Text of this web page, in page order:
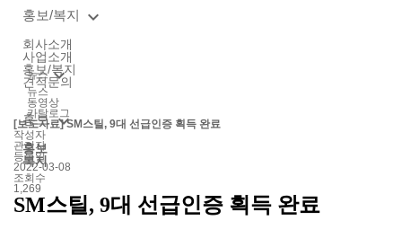
홍보/복지 
회사소개
사업소개
홍보/복지
견적문의
홍보
홍보
복지
뉴스keyboard_arrow_down
뉴스
동영상
카탈로그
[보도자료] SM스틸, 9대 선급인증 획득 완료
작성자
관리자
등록일
2022-03-08
조회수
1,269
SM스틸 , 9대 선급인증 획득 완료